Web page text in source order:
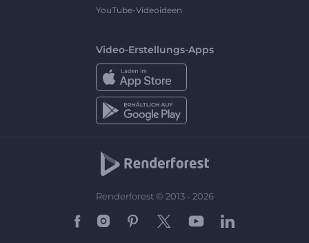
YouTube-Videoideen
Video-Erstellungs-Apps
Renderforest © 2013 - 2026